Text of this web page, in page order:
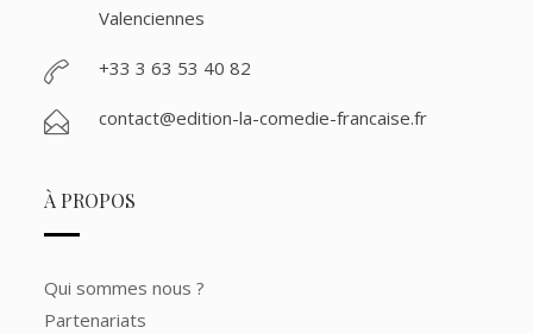
Valenciennes
+33 3 63 53 40 82
contact@edition-la-comedie-francaise.fr
À PROPOS
Qui sommes nous ?
Partenariats